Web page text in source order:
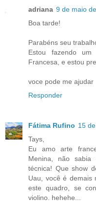
adriana 9 de maio
Boa tarde!
Parabéns seu
Estou fazendo
Francesa, e estou
voce pode me ajudar
Responder
Fátima Rufino 15
Tays,
Eu amo arte
Menina, não sabia
técnica! Que show
Uau, você é demais
este quadro, se
violino. hehehe...